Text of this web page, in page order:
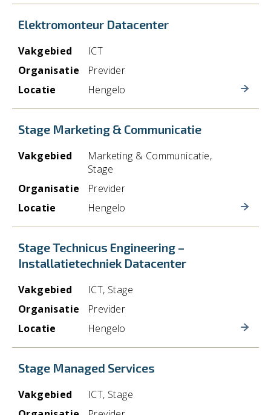
Elektromonteur Datacenter
Vakgebied
ICT
Organisatie
Previder
Locatie
Hengelo
Stage Marketing & Communicatie
Vakgebied
Marketing & Communicatie,
Stage
Organisatie
Previder
Locatie
Hengelo
Stage Technicus Engineering –
Installatietechniek Datacenter
Vakgebied
ICT, Stage
Organisatie
Previder
Locatie
Hengelo
Stage Managed Services
Vakgebied
ICT, Stage